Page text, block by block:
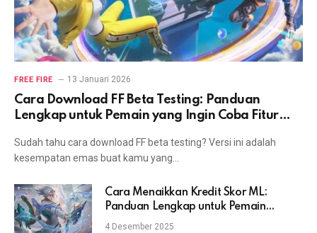
FREE FIRE 13 Januari 2026
Cara Download FF Beta Testing: Panduan
Lengkap untuk Pemain yang Ingin Coba Fitur
Sudah tahu cara download FF beta testing? Versi ini adalah
kesempatan emas buat kamu yang…
Cara Menaikkan Kredit Skor ML:
Panduan Lengkap untuk Pemain
Mobile Legends
4 Desember 2025